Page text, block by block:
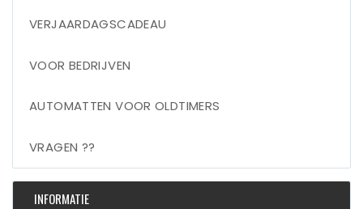
VERJAARDAGSCADEAU
VOOR BEDRIJVEN
AUTOMATTEN VOOR OLDTIMERS
VRAGEN ??
INFORMATIE